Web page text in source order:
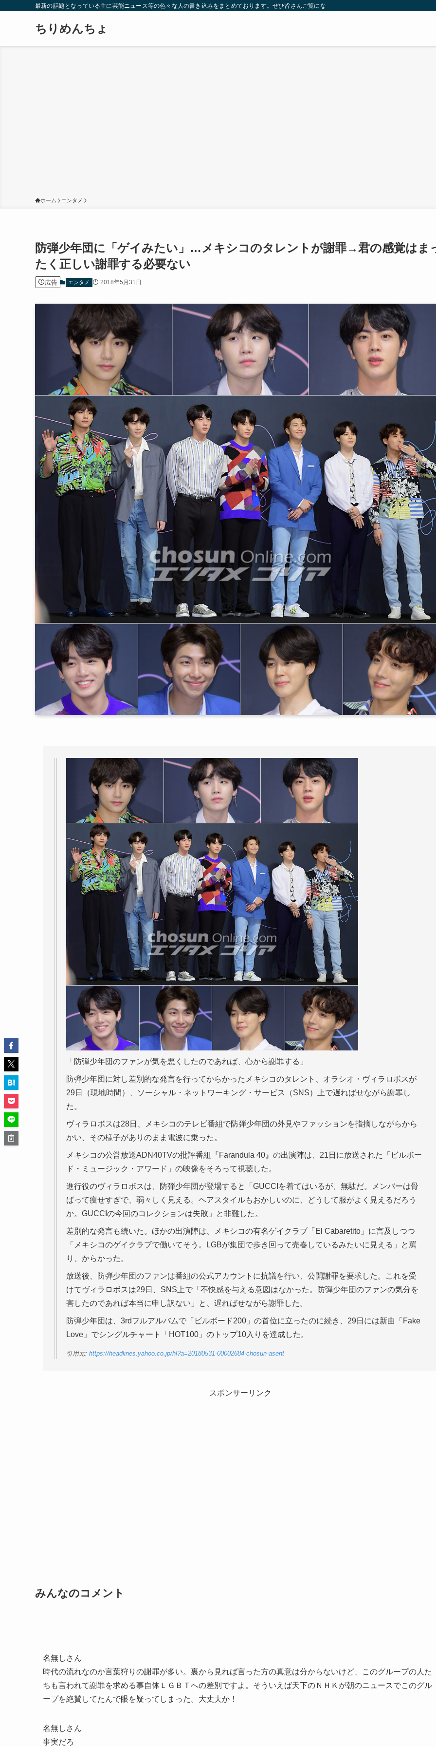
最新の話題となっている主に芸能ニュース等の色々な人の書き込みをまとめております。ぜひ皆さんご覧になっていってください。
ちりめんちょ
ホーム エンタメ
防弾少年団に「ゲイみたい」…メキシコのタレントが謝罪→君の感覚はま
たく正しい謝罪する必要ない
広告 エンタメ 2018年5月31日
「防弾少年団のファンが気を悪くしたのであれば、心から謝罪する」
防弾少年団に対し差別的な発言を行ってからかったメキシコのタレント、オラシオ・ヴィラロボスが
29日（現地時間）、ソーシャル・ネットワーキング・サービス（SNS）上で遅ればせながら謝罪し
た。
ヴィラロボスは28日、メキシコのテレビ番組で防弾少年団の外見やファッションを指摘しながらから
かい、その様子がありのまま電波に乗った。
メキシコの公営放送ADN40TVの批評番組『Farandula 40』の出演陣は、21日に放送された「ビルボー
ド・ミュージック・アワード」の映像をそろって視聴した。
進行役のヴィラロボスは、防弾少年団が登場すると「GUCCIを着てはいるが、無駄だ。メンバーは骨
ばって痩せすぎで、弱々しく見える。ヘアスタイルもおかしいのに、どうして服がよく見えるだろう
か。GUCCIの今回のコレクションは失敗」と非難した。
差別的な発言も続いた。ほかの出演陣は、メキシコの有名ゲイクラブ「El Cabaretito」に言及しつつ
「メキシコのゲイクラブで働いてそう。LGBが集団で歩き回って売春しているみたいに見える」と罵
り、からかった。
放送後、防弾少年団のファンは番組の公式アカウントに抗議を行い、公開謝罪を要求した。これを受
けてヴィラロボスは29日、SNS上で「不快感を与える意図はなかった。防弾少年団のファンの気分を
害したのであれば本当に申し訳ない」と、遅ればせながら謝罪した。
防弾少年団は、3rdフルアルバムで「ビルボード200」の首位に立ったのに続き、29日には新曲「Fake
Love」でシングルチャート「HOT100」のトップ10入りを達成した。
引用元: https://headlines.yahoo.co.jp/hl?a=20180531-00002684-chosun-asent
スポンサーリンク
みんなのコメント
名無しさん
時代の流れなのか言葉狩りの謝罪が多い。裏から見れば言った方の真意は分からないけど、このグループの人た
ちも言われて謝罪を求める事自体ＬＧＢＴへの差別ですよ。そういえば天下のＮＨＫが朝のニュースでこのグル
ープを絶賛してたんで眼を疑ってしまった。大丈夫か！
名無しさん
事実だろ